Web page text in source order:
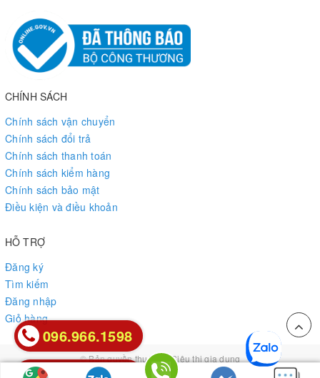
CHÍNH SÁCH
Chính sách vận chuyển
Chính sách đổi trả
Chính sách thanh toán
Chính sách kiểm hàng
Chính sách bảo mật
Điều kiện và điều khoản
HỖ TRỢ
Đăng ký
Tìm kiếm
Đăng nhập
Giỏ hàng
© Bản quyền thuộc vềSiêu thị gia dụng
Cung cấp bởiSapo
096.966.1598
096.966.1598